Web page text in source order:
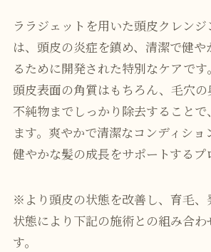
ララジェットを用いた頭皮クレン
は、頭皮の炎症を鎮め、清潔で健
るために開発された特別なケアです。
頭皮表面の角質はもちろん、毛穴
不純物までしっかり除去すること
ます。爽やかで清潔なコンディショ
健やかな髪の成長をサポートするプ
※より頭皮の状態を改善し、育毛、
状態により下記の施術との組み合わ
す。